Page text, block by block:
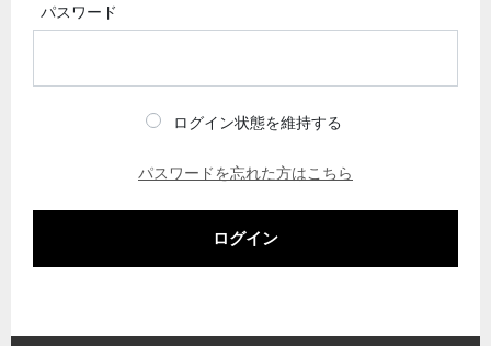
パスワード
ログイン状態を維持する
パスワードを忘れた方はこちら
ログイン